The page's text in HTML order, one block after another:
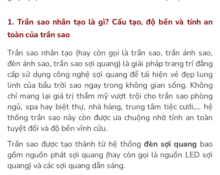
1. Trần sao nhân tạo là gì? Cấu tạo, độ bền và tính an
toàn của trần sao
Trần sao nhân tạo (hay còn gọi là trần sao, trần ánh sao,
đèn ánh sao, trần sao sợi quang) là giải pháp trang trí đẳng
cấp sử dụng công nghệ sợi quang để tái hiện vẻ đẹp lung
linh của bầu trời sao ngay trong không gian sống. Không
chỉ mang lại giá trị thẩm mỹ vượt trội cho trần sao phòng
ngủ, spa hay biệt thự, nhà hàng, trung tâm tiệc cưới,… hệ
thống trần sao này còn được ưa chuộng nhờ tính an toàn
tuyệt đối và độ bền vĩnh cửu.
Trần sao được tạo thành từ hệ thống đèn sợi quang bao
gồm nguồn phát sợi quang (hay còn gọi là nguồn LED sợi
quang) và các sợi quang dẫn sáng.